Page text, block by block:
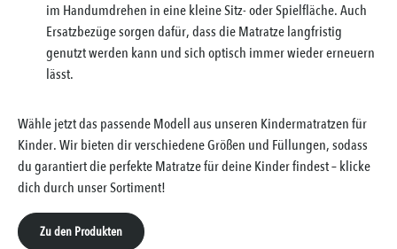
im Handumdrehen in eine kleine Sitz- oder Spielfläche. Auch
Ersatzbezüge sorgen dafür, dass die Matratze langfristig
genutzt werden kann und sich optisch immer wieder erneuern
lässt.
Wähle jetzt das passende Modell aus unseren Kindermatratzen für
Kinder. Wir bieten dir verschiedene Größen und Füllungen, sodass
du garantiert die perfekte Matratze für deine Kinder findest – klicke
dich durch unser Sortiment!
Zu den Produkten